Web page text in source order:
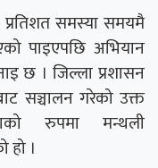
समस्या समयमै
पाइएपछि अभियान
छ । जिल्ला प्रशासन
सञ्चालन गरेको उक्त
रुपमा मन्थली
हो ।